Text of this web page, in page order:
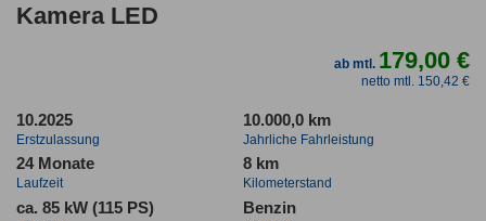
Kamera LED
ab mtl. 179,00 €
netto mtl. 150,42 €
10.2025
Erstzulassung
10.000,0 km
Jahrliche Fahrleistung
24 Monate
Laufzeit
8 km
Kilometerstand
ca. 85 kW (115 PS) Benzin